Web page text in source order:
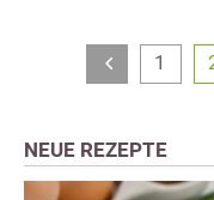
1
NEUE REZEPTE